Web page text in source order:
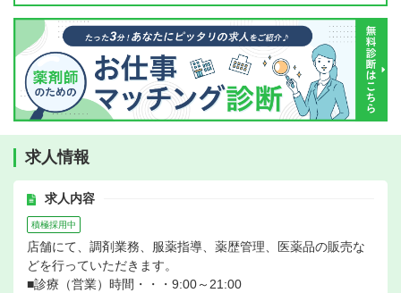
求人情報
求人内容
積極採用中
店舗にて、調剤業務、服薬指導、薬歴管理、医薬品の販売な
どを行っていただきます。
■診療（営業）時間・・・9:00～21:00